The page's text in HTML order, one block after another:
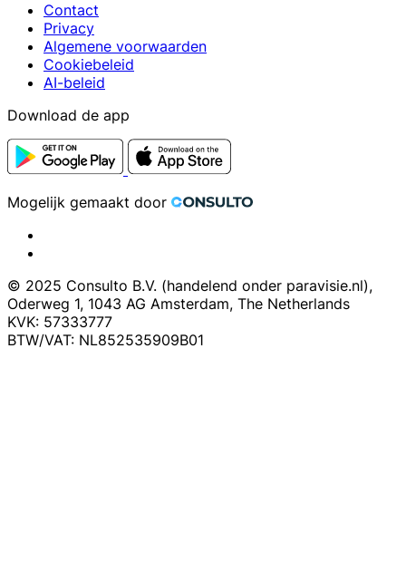
Contact
Privacy
Algemene voorwaarden
Cookiebeleid
AI-beleid
Download de app
Mogelijk gemaakt door
© 2025 Consulto B.V. (handelend onder paravisie.nl),
Oderweg 1, 1043 AG Amsterdam, The Netherlands
KVK: 57333777
BTW/VAT: NL852535909B01